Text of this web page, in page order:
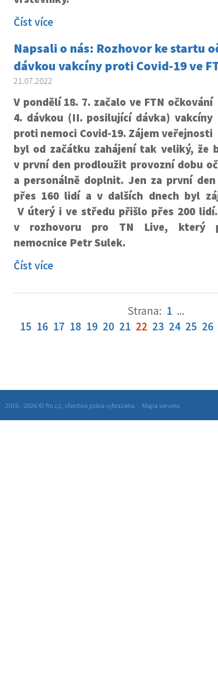
Číst více
Napsali o nás: Rozhovor ke startu
dávkou vakcíny proti Covid-19 ve
21.07.2022
V pondělí 18. 7. začalo ve FTN očkování
4. dávkou (II. posilující dávka) vakcíny
proti nemoci Covid-19. Zájem veřejnosti
byl od začátku zahájení tak veliký, že
v první den prodloužit provozní dobu
a personálně doplnit. Jen za první
přes 160 lidí a v dalších dnech byl
V úterý i ve středu přišlo přes 200
v rozhovoru pro TN Live, který
nemocnice Petr Sulek.
Číst více
Strana: 1 ...
15 16 17 18 19 20 21 22 23 24 25 26
2016 - 2026 © ftn.cz, všechna práva vyhrazena. Mapa serveru.